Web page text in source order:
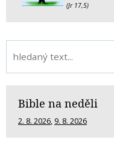
(Jr 17,5)
Bible na neděli
2. 8. 2026, 9. 8. 2026